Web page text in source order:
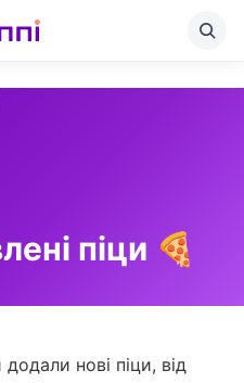
піци 🍕
нові піци, від